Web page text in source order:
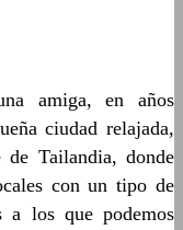
amiga, en años
ciudad relajada,
Tailandia, donde
con un tipo de
a los que podemos